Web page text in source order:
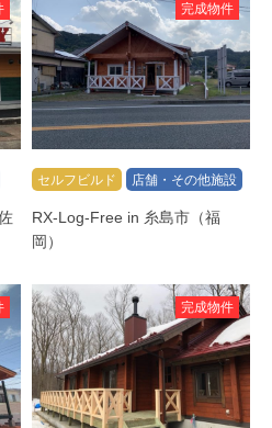
完成物件
セルフビルド 店舗・その他施設
RX-Log-Free in 糸島市（福
岡）
完成物件